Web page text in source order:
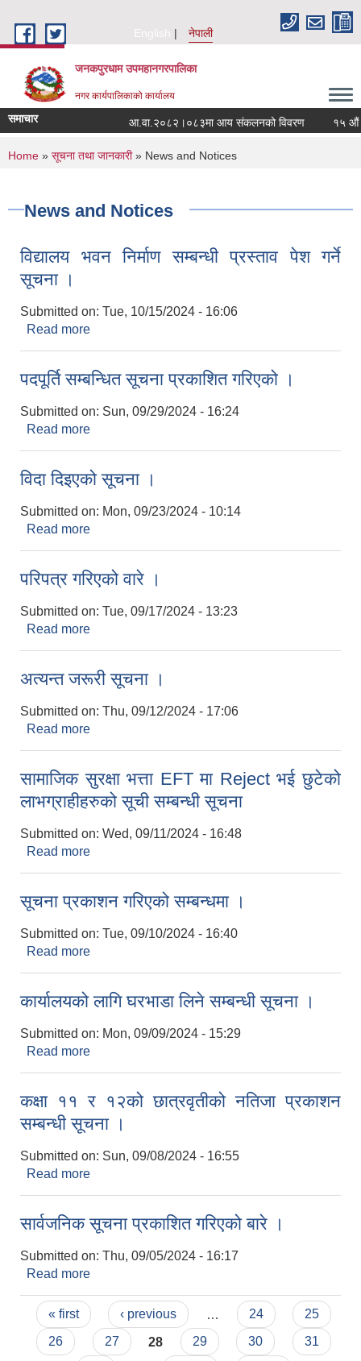
English
नेपाली
जनकपुरधाम उपमहानगरपालिका
नगर कार्यपालिकाको कार्यालय
समाचार आ.वा.२०८२।०८३मा आय संकलनको विवरण १५ औं
You are here
Home » सूचना तथा जानकारी» News and Notices
News and Notices
विद्यालय भवन निर्माण सम्बन्धी प्रस्ताव पेश गर्ने
सूचना ।
Submitted on: Tue, 10/15/2024 - 16:06
Read more
पदपूर्ति सम्बन्धित सूचना प्रकाशित गरिएको ।
Submitted on: Sun, 09/29/2024 - 16:24
Read more
विदा दिइएको सूचना ।
Submitted on: Mon, 09/23/2024 - 10:14
Read more
परिपत्र गरिएको वारे ।
Submitted on: Tue, 09/17/2024 - 13:23
Read more
अत्यन्त जरूरी सूचना ।
Submitted on: Thu, 09/12/2024 - 17:06
Read more
सामाजिक सुरक्षा भत्ता EFT मा Reject भई छुटेको
लाभग्राहीहरुको सूची सम्बन्धी सूचना
Submitted on: Wed, 09/11/2024 - 16:48
Read more
सूचना प्रकाशन गरिएको सम्बन्धमा ।
Submitted on: Tue, 09/10/2024 - 16:40
Read more
कार्यालयको लागि घरभाडा लिने सम्बन्धी सूचना ।
Submitted on: Mon, 09/09/2024 - 15:29
Read more
कक्षा ११ र १२को छात्रवृतीको नतिजा प्रकाशन
सम्बन्धी सूचना ।
Submitted on: Sun, 09/08/2024 - 16:55
Read more
सार्वजनिक सूचना प्रकाशित गरिएको बारे ।
Submitted on: Thu, 09/05/2024 - 16:17
Read more
Pages
« first ‹ previous 24
25
26
27 28 29 30
31